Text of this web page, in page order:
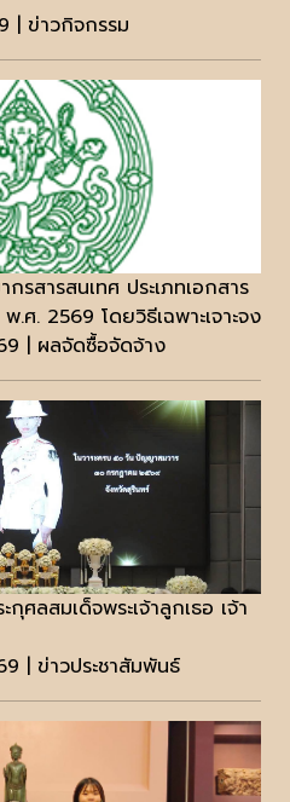
| ข่าวกิจกรรม
รสารสนเทศ ประเภทเอกสาร
ศ. 2569 โดยวิธีเฉพาะเจาะจง
| ผลจัดซื้อจัดจ้าง
ลสมเด็จพระเจ้าลูกเธอ เจ้า
| ข่าวประชาสัมพันธ์